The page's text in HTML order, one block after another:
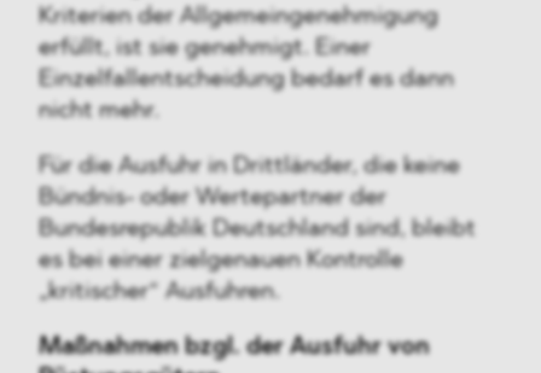
Kriterien der Allgemeingenehmigung
erfüllt, ist sie genehmigt. Einer
Einzelfallentscheidung bedarf es dann
nicht mehr.
Für die Ausfuhr in Drittländer, die keine
Bündnis- oder Wertepartner der
Bundesrepublik Deutschland sind, bleibt
es bei einer zielgenauen Kontrolle
„kritischer“ Ausfuhren.
Maßnahmen bzgl. der Ausfuhr von